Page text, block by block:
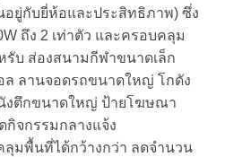
อยู่กับยี่ห้อและประสิทธิภาพ) ซึ่ง
ถึง 2 เท่าตัว และครอบคลุม
รับ ส่องสนามกีฬาขนาดเล็ก
ล ลานจอดรถขนาดใหญ่ โกดัง
งตึกขนาดใหญ่ ป้ายโฆษณา
จกรรมกลางแจ้ง
มพื้นที่ได้กว้างกว่า ลดจำนวน